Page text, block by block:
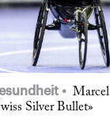
Silver Bullet»